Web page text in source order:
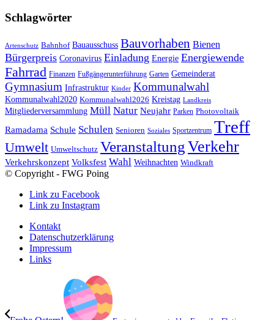
Schlagwörter
Artenschutz Bahnhof Bauausschuss Bauvorhaben Bienen
Bürgerpreis Coronavirus Einladung Energie Energiewende
Fahrrad Finanzen Fußgängerunterführung Garten Gemeinderat
Gymnasium Infrastruktur Kinder Kommunalwahl
Kommunalwahl2020 Kommunalwahl2026 Kreistag Landkreis
Mitgliederversammlung Müll Natur Neujahr Parken Photovoltaik
Ramadama Schule Schulen Senioren Soziales Sportzentrum Treff
Umwelt Umweltschutz VeranstaltungVerkehr
Verkehrskonzept Volksfest Wahl Weihnachten Windkraft
© Copyright - FWG Poing
Link zu Facebook
Link zu Instagram
Kontakt
Datenschutzerklärung
Impressum
Links